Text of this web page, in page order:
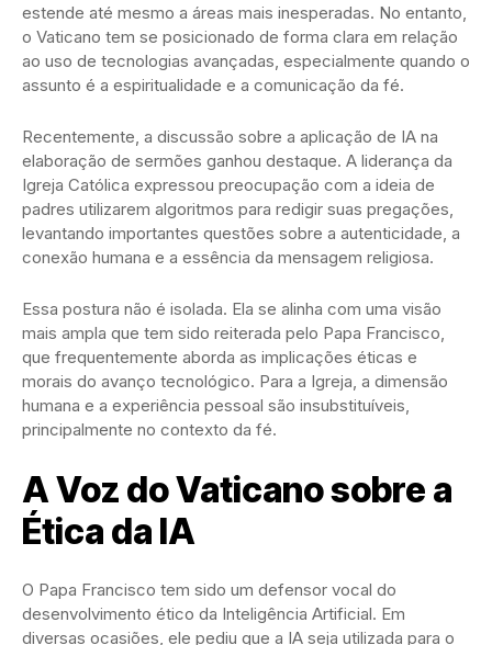
estende até mesmo a áreas mais inesperadas. No entanto,
o Vaticano tem se posicionado de forma clara em relação
ao uso de tecnologias avançadas, especialmente quando o
assunto é a espiritualidade e a comunicação da fé.
Recentemente, a discussão sobre a aplicação de IA na
elaboração de sermões ganhou destaque. A liderança da
Igreja Católica expressou preocupação com a ideia de
padres utilizarem algoritmos para redigir suas pregações,
levantando importantes questões sobre a autenticidade, a
conexão humana e a essência da mensagem religiosa.
Essa postura não é isolada. Ela se alinha com uma visão
mais ampla que tem sido reiterada pelo Papa Francisco,
que frequentemente aborda as implicações éticas e
morais do avanço tecnológico. Para a Igreja, a dimensão
humana e a experiência pessoal são insubstituíveis,
principalmente no contexto da fé.
A Voz do Vaticano sobre a
Ética da IA
O Papa Francisco tem sido um defensor vocal do
desenvolvimento ético da Inteligência Artificial. Em
diversas ocasiões, ele pediu que a IA seja utilizada para o